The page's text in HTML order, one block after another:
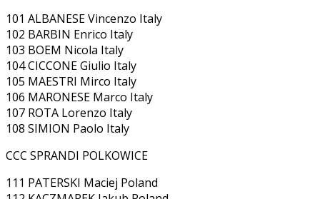
101 ALBANESE Vincenzo Italy
102 BARBIN Enrico Italy
103 BOEM Nicola Italy
104 CICCONE Giulio Italy
105 MAESTRI Mirco Italy
106 MARONESE Marco Italy
107 ROTA Lorenzo Italy
108 SIMION Paolo Italy
CCC SPRANDI POLKOWICE
111 PATERSKI Maciej Poland